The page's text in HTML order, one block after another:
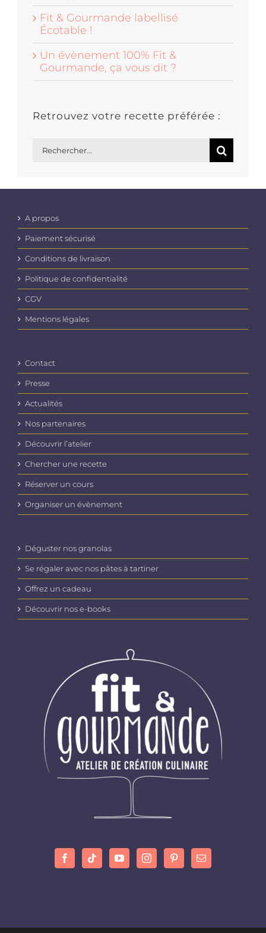
Fit & Gourmande labellisé
Écotable !
Un évènement 100% Fit &
Gourmande, ça vous dit ?
Retrouvez votre recette préférée :
A propos
Paiement sécurisé
Conditions de livraison
Politique de confidentialité
CGV
Mentions légales
Contact
Presse
Actualités
Nos partenaires
Découvrir l’atelier
Chercher une recette
Réserver un cours
Organiser un évènement
Déguster nos granolas
Se régaler avec nos pâtes à tartiner
Offrez un cadeau
Découvrir nos e-books